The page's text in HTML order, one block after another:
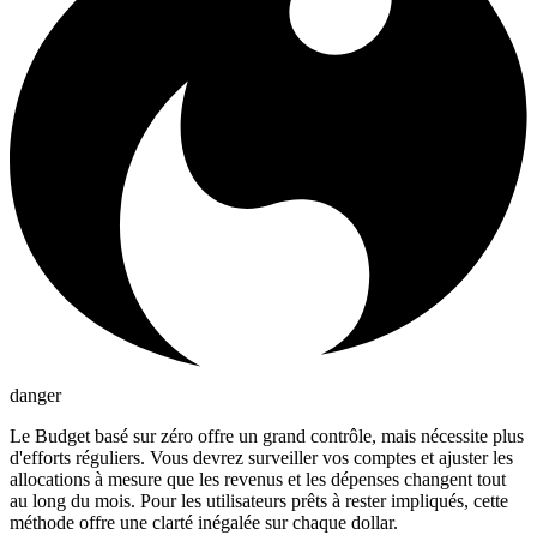
danger
Le Budget basé sur zéro offre un grand contrôle, mais nécessite plus
d'efforts réguliers. Vous devrez surveiller vos comptes et ajuster les
allocations à mesure que les revenus et les dépenses changent tout
au long du mois. Pour les utilisateurs prêts à rester impliqués, cette
méthode offre une clarté inégalée sur chaque dollar.